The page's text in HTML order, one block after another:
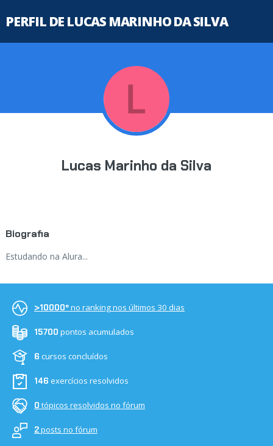
PERFIL DE LUCAS MARINHO DA SILVA
Lucas Marinho da Silva
Biografia
Estudando na Alura...
>10000ºno ranking nos últimos 30 dias
15700 pontos acumulados
6 cursos concluídos
146 exercícios resolvidos
0 tópicos resolvidos no fórum
2posts no fórum